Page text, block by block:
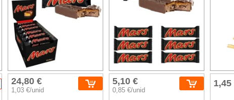
24,80 €
1,03 €/unid
5,10 €
0,85 €/unid
1,45